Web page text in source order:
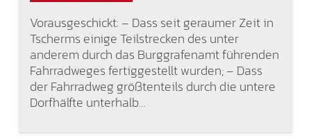
Vorausgeschickt: – Dass seit geraumer Zeit in
Tscherms einige Teilstrecken des unter
anderem durch das Burggrafenamt führenden
Fahrradweges fertiggestellt wurden; – Dass
der Fahrradweg größtenteils durch die untere
Dorfhälfte unterhalb…